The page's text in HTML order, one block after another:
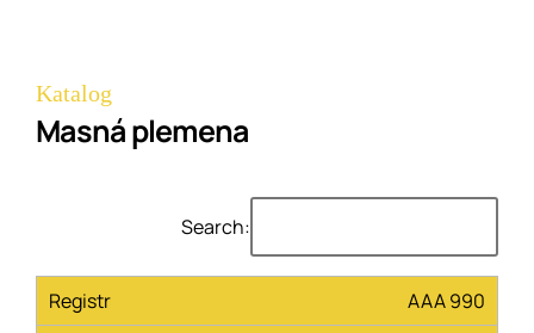
Katalog
Masná plemena
Search:
AAA 990